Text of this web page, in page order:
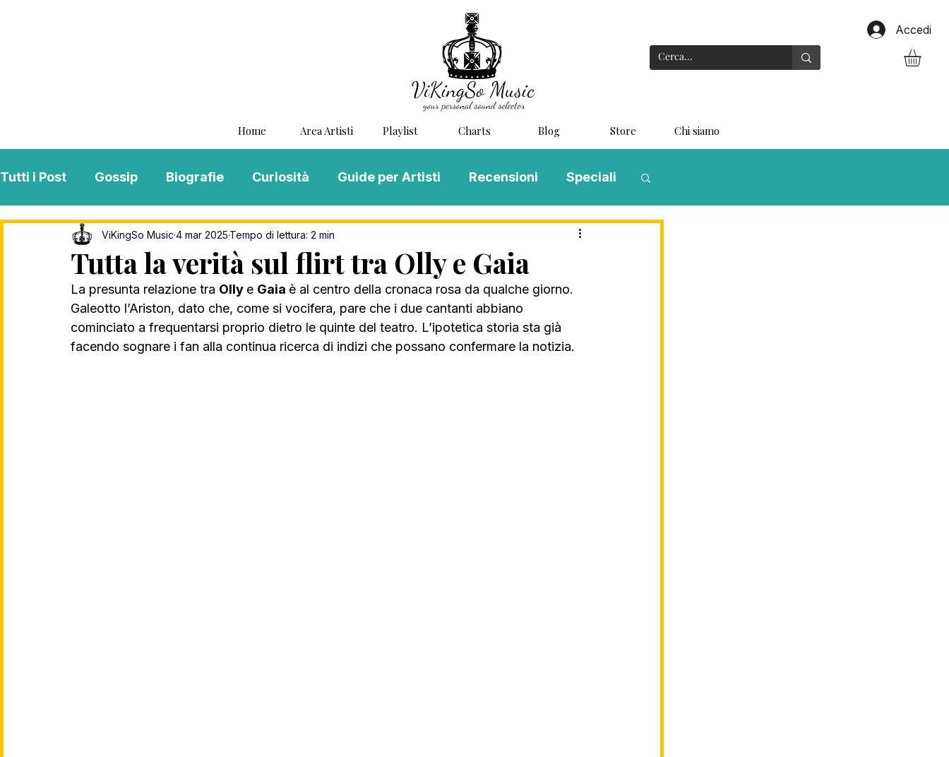
Accedi
Home Area Artisti Playlist Charts Blog Store Chi siamo
Tutti i Post Gossip Biografie Curiosità Guide per Artisti Recensioni Speciali
Interviste ViKingSo Music MENTAL BLOG MUSIC
Song Of The Week Charts Playlist
Tutta la verità sul flirt tra Olly e Gaia
ViKingSo Music 4 mar 2025 Tempo di lettura: 2 min
La presunta relazione tra Olly e Gaia è al centro della cronaca rosa da qualche giorno.
Galeotto l’Ariston, dato che, come si vocifera, pare che i due cantanti abbiano
cominciato a frequentarsi proprio dietro le quinte del teatro. L’ipotetica storia sta già
facendo sognare i fan alla continua ricerca di indizi che possano confermare la notizia.